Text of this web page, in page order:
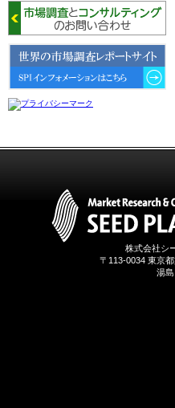
2026年06月01日
6月1日、「2026-27年版 5G SA、
6GにおけるIoT／サービス市場の
動向 」を発刊しました。
2026年04月30日
4月30日、「2026年版 オンライン
1月31日、「DXが加速するMCI・
認知症ケア支援サービスの現状と
今後の方向性 」を発刊しました。
1月13日、「営業支援DXにおける
名刺管理サービスの最新動向2026
株式会社シ
〒113-0034 東京
湯